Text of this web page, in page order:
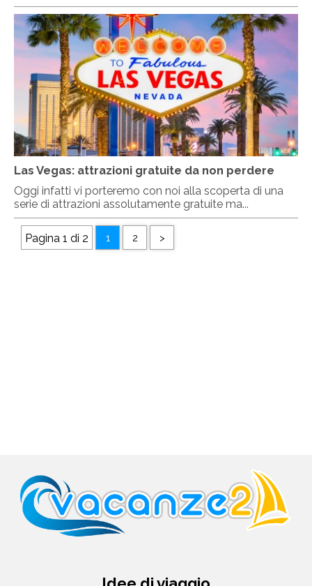
Las Vegas: attrazioni gratuite da non perdere
Oggi infatti vi porteremo con noi alla scoperta di una
serie di attrazioni assolutamente gratuite ma...
Pagina 1 di 2 1 2 >